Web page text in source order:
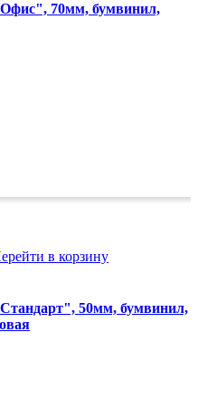
70мм, бумвинил,
в корзину
50мм, бумвинил,